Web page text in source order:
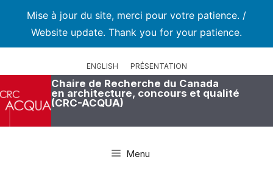
Mise à jour du site, merci pour votre patience. /
Website update. Thank you for your patience.
ENGLISH PRÉSENTATION
Chaire de Recherche du Canada
en architecture, concours et qualité
(CRC-ACQUA)
Menu